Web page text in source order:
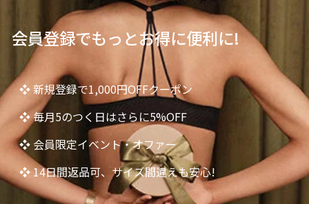
会員登録でもっとお得に便利に!
❖ 新規登録で1,000円OFFクーポン
❖ 毎月5のつく日はさらに5%OFF
❖ 会員限定イベント・オファー
❖ 14日間返品可、サイズ間違えも安心!